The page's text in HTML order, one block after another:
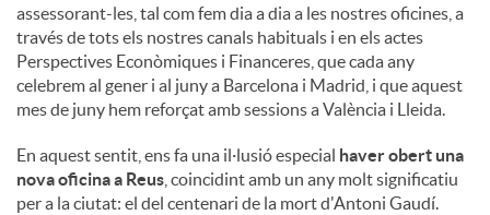
assessorant-les, tal com fem dia a dia a les nostres oficines, a
través de tots els nostres canals habituals i en els actes
Perspectives Econòmiques i Financeres, que cada any
celebrem al gener i al juny a Barcelona i Madrid, i que aquest
mes de juny hem reforçat amb sessions a València i Lleida.
En aquest sentit, ens fa una il·lusió especial haver obert una
nova oficina a Reus , coincidint amb un any molt significatiu
per a la ciutat: el del centenari de la mort d'Antoni Gaudí.